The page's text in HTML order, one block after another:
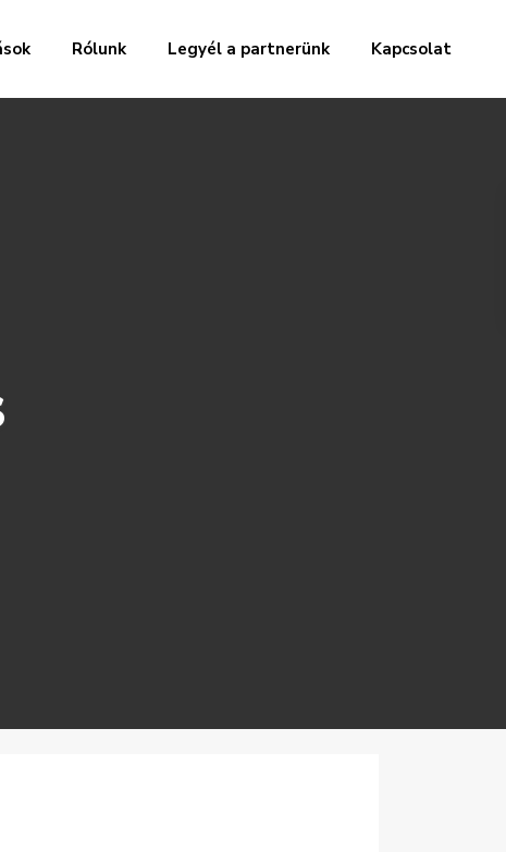
Rólunk Legyél a partnerünk Kapcsolat